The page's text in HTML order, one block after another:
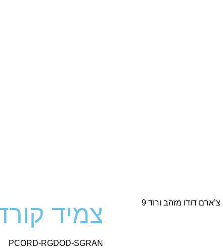
צמיד
PCORD-RGDOD-SGRAN